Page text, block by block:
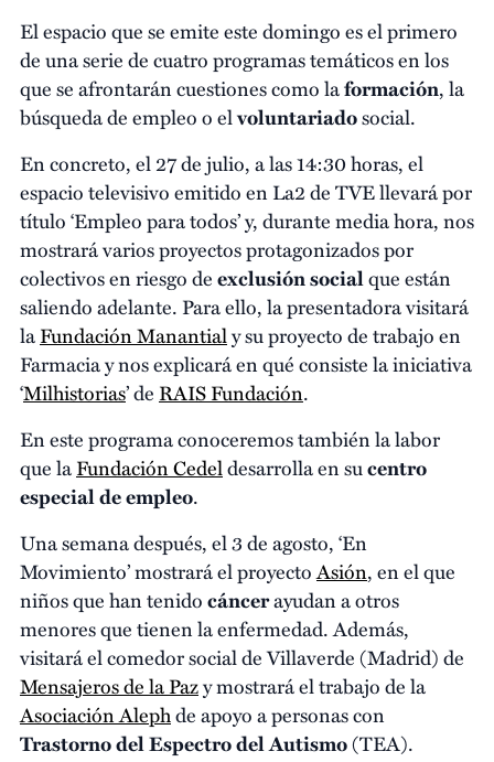
El espacio que se emite este domingo es el primero
de una serie de cuatro programas temáticos en los
que se afrontarán cuestiones como laformación, la
búsqueda de empleo o elvoluntariadosocial.
En concreto, el 27 de julio, a las 14:30 horas, el
espacio televisivo emitido en La2 de TVE llevará por
título ‘Empleo para todos’ y, durante media hora, nos
mostrará varios proyectos protagonizados por
colectivos en riesgo deexclusión socialque están
saliendo adelante. Para ello, la presentadora visitará
laFundación Manantialy su proyecto de trabajo en
Farmacia y nos explicará en qué consiste la iniciativa
‘Milhistorias’ deRAIS Fundación.
En este programa conoceremos también la labor
que laFundación Cedeldesarrolla en sucentro
especial de empleo.
Una semana después, el 3 de agosto, ‘En
Movimiento’ mostrará el proyectoAsión, en el que
niños que han tenidocáncerayudan a otros
menores que tienen la enfermedad. Además,
visitará el comedor social de Villaverde (Madrid) de
Mensajeros de la Pazy mostrará el trabajo de la
Asociación Alephde apoyo a personas con
Trastorno del Espectro del Autismo(TEA).